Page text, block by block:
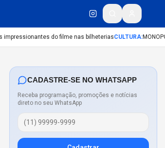
do filme nas bilheteriasCULTURA:
CADASTRE-SE NO WHATSAPP
Receba programação, promoções e notícias
direto no seu WhatsApp